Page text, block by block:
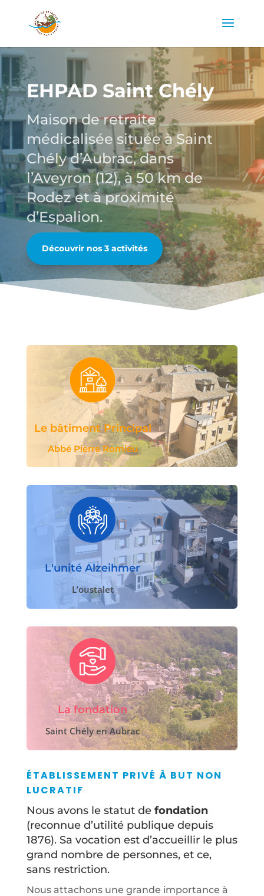
EHPAD Saint Chély
Maison de retraite
médicalisée située à Saint
Chély d’Aubrac, dans
l’Aveyron (12), à 50 km de
Rodez et à proximité
d’Espalion.
Découvrir nos 3 activités
Le bâtiment Principal
Abbé Pierre Romieu
L'unité Alzeihmer
L’oustalet
La fondation
Saint Chély en Aubrac
ÉTABLISSEMENT PRIVÉ À BUT NON
LUCRATIF
Nous avons le statut de fondation
(reconnue d’utilité publique depuis
1876). Sa vocation est d’accueillir le plus
grand nombre de personnes, et ce,
sans restriction.
Nous attachons une grande importance à